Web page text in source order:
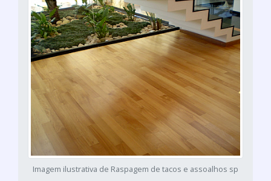
Imagem ilustrativa de Raspagem de tacos e assoalhos sp